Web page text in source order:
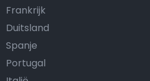
Frankrijk
Duitsland
Spanje
Portugal